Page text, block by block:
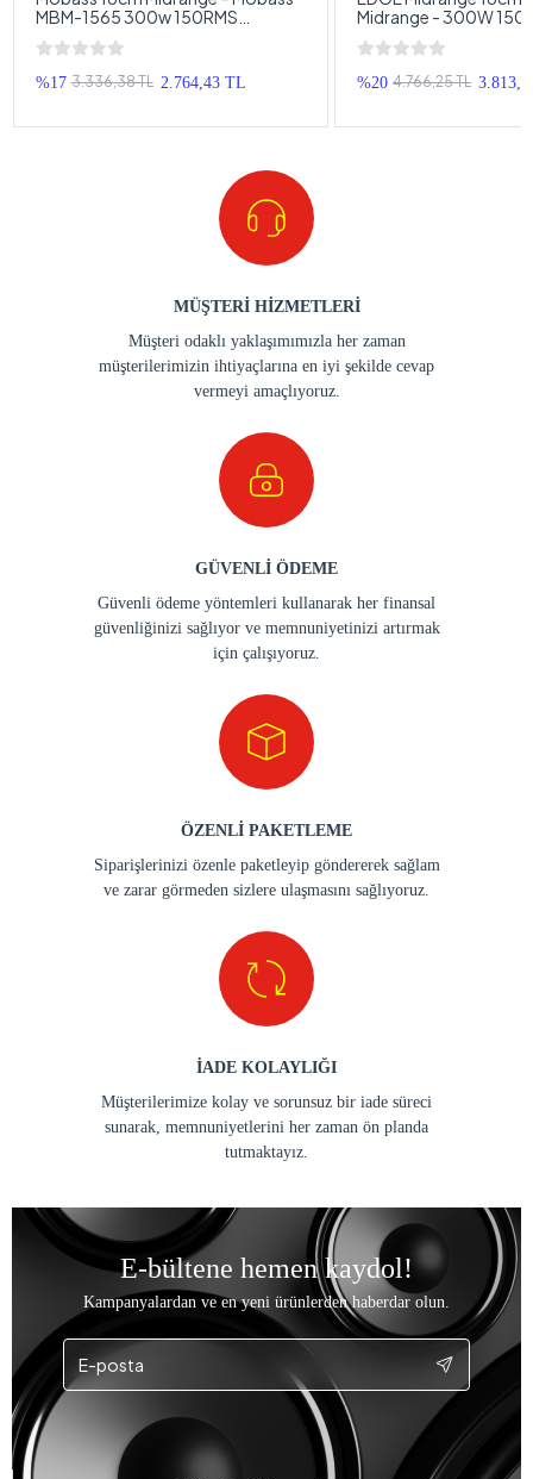
MBM-1565 300w 150RMS
Midrange - Kurşun Göbek Pro
Midrange
%17 3.336,38 TL 2.764,43 TL
Midrange - 300W
16cm Midrange
PRO6X Midrange 16cm
%20 4.766,25 TL
MÜŞTERİ HİZMETLERİ
Müşteri odaklı yaklaşımımızla her zaman
müşterilerimizin ihtiyaçlarına en iyi şekilde cevap
vermeyi amaçlıyoruz.
GÜVENLİ ÖDEME
Güvenli ödeme yöntemleri kullanarak her finansal
güvenliğinizi sağlıyor ve memnuniyetinizi artırmak
için çalışıyoruz.
ÖZENLİ PAKETLEME
Siparişlerinizi özenle paketleyip göndererek sağlam
ve zarar görmeden sizlere ulaşmasını sağlıyoruz.
İADE KOLAYLIĞI
Müşterilerimize kolay ve sorunsuz bir iade süreci
sunarak, memnuniyetlerini her zaman ön planda
tutmaktayız.
E-bültene hemen kaydol!
Kampanyalardan ve en yeni ürünlerden haberdar olun.